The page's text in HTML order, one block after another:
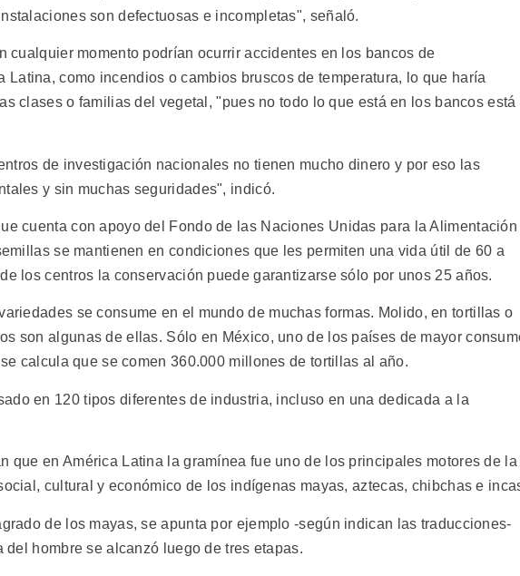
son defectuosas e incompletas", señaló.
cualquier momento podrían ocurrir accidentes en los bancos de
Latina, como incendios o cambios bruscos de temperatura, lo que haría
clases o familias del vegetal, "pues no todo lo que está en los bancos está
de investigación nacionales no tienen mucho dinero y por eso las
y sin muchas seguridades", indicó.
cuenta con apoyo del Fondo de las Naciones Unidas para la Alimentación
se mantienen en condiciones que les permiten una vida útil de 60 a
los centros la conservación puede garantizarse sólo por unos 25 años.
se consume en el mundo de muchas formas. Molido, en tortillas o
son algunas de ellas. Sólo en México, uno de los países de mayor
calcula que se comen 360.000 millones de tortillas al año.
en 120 tipos diferentes de industria, incluso en una dedicada a la
que en América Latina la gramínea fue uno de los principales motores de la
cultural y económico de los indígenas mayas, aztecas, chibchas e
de los mayas, se apunta por ejemplo -según indican las traducciones-
hombre se alcanzó luego de tres etapas.